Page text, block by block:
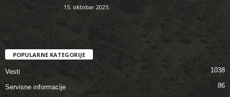
15. oktobar 2025.
POPULARNE KATEGORIJE
Vesti 1038
Servisne informacije 86